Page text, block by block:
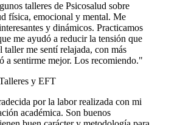
talleres de Psicosalud sobre
física, emocional y mental. Me
y dinámicos. Practicamos
me ayudó a reducir la tensión que
me sentí relajada, con más
a sentirme mejor. Los recomiendo."
y EFT
por la labor realizada con mi
académica. Son buenos